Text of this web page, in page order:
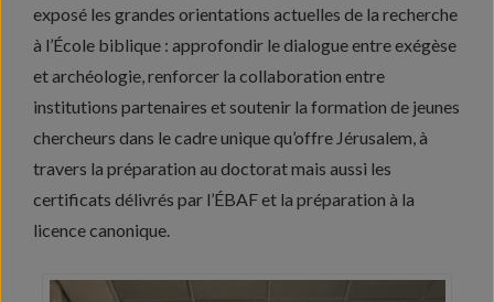
exposé les grandes orientations actuelles de la recherche
à l’École biblique : approfondir le dialogue entre exégèse
et archéologie, renforcer la collaboration entre
institutions partenaires et soutenir la formation de jeunes
chercheurs dans le cadre unique qu’offre Jérusalem, à
travers la préparation au doctorat mais aussi les
certificats délivrés par l’ÉBAF et la préparation à la
licence canonique.